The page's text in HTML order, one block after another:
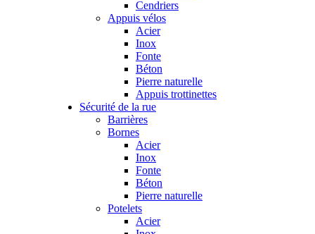
Cendriers
Appuis vélos
Acier
Inox
Fonte
Béton
Pierre naturelle
Appuis trottinettes
Sécurité de la rue
Barrières
Bornes
Acier
Inox
Fonte
Béton
Pierre naturelle
Potelets
Acier